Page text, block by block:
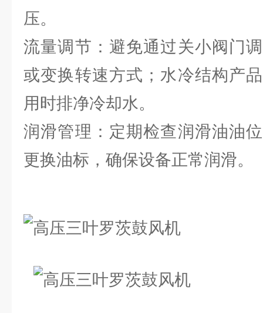
压。
流量调节：避免通过关小阀门
或变换转速方式；水冷结构产
用时排净冷却水。
润滑管理：定期检查润滑油油
更换油标，确保设备正常润滑。